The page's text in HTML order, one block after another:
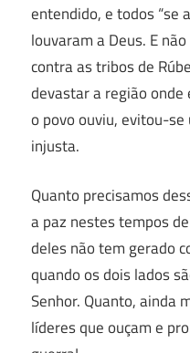
entendido, e todos “se
louvaram a Deus. E
contra as tribos de
devastar a região onde
o povo ouviu, evitou-
injusta.
Quanto precisamos
a paz nestes tempos
deles não tem gerado
quando os dois lados
Senhor. Quanto, ainda
líderes que ouçam e